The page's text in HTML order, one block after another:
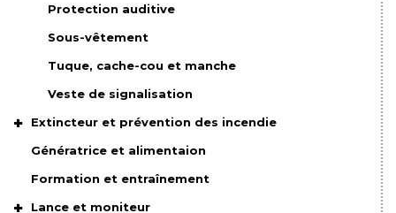
Protection auditive
Sous-vêtement
Tuque, cache-cou et manche
Veste de signalisation
Extincteur et prévention des incendie
Génératrice et alimentaion
Formation et entraînement
Lance et moniteur